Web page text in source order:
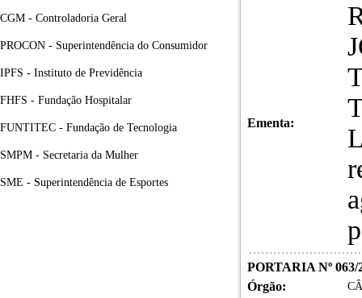
CGM - Controladoria Geral
PROCON - Superintendência do Consumidor
IPFS - Instituto de Previdência
FHFS - Fundação Hospitalar
FUNTITEC - Fundação de Tecnologia
SMPM - Secretaria da Mulher
SME - Superintendência de Esportes
Ementa:
PORTARIA Nº 063/
Órgão: